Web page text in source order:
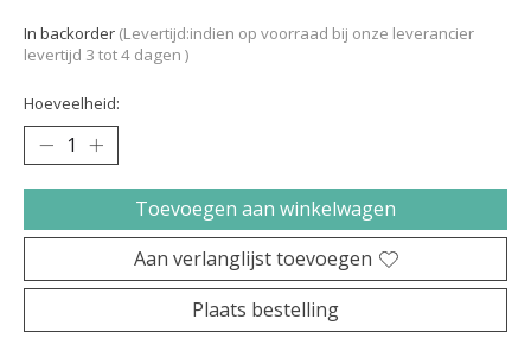
In backorder (Levertijd:indien op voorraad bij onze leverancier
levertijd 3 tot 4 dagen )
Hoeveelheid:
Toevoegen aan winkelwagen
Aan verlanglijst toevoegen
Plaats bestelling